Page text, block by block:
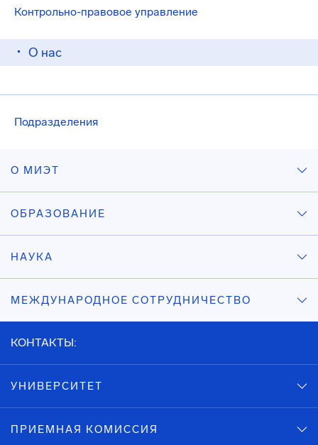
Контрольно-правовое управление
О нас
Подразделения
О МИЭТ
ОБРАЗОВАНИЕ
НАУКА
МЕЖДУНАРОДНОЕ СОТРУДНИЧЕСТВО
КОНТАКТЫ:
УНИВЕРСИТЕТ
ПРИЕМНАЯ КОМИССИЯ